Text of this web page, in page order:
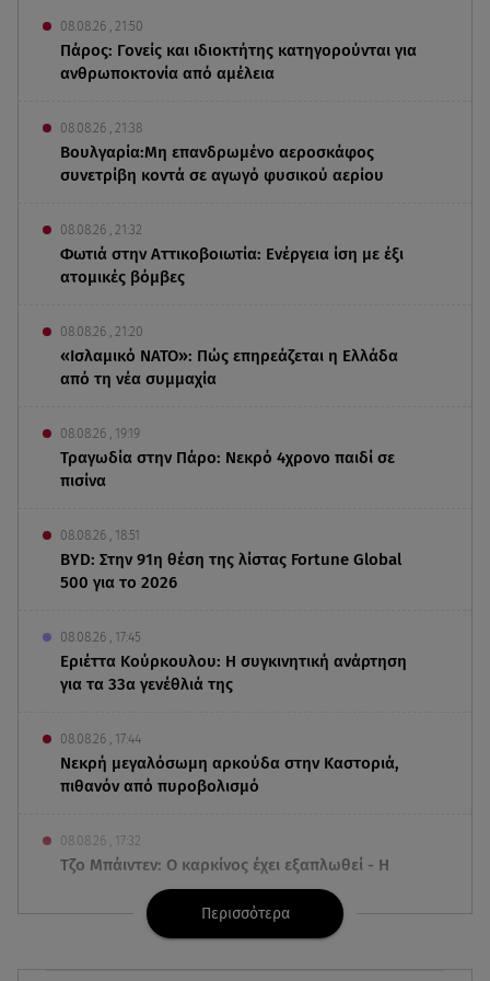
08.08.26 , 21:50
Πάρος: Γονείς και ιδιοκτήτης κατηγορούνται για
ανθρωποκτονία από αμέλεια
08.08.26 , 21:38
Βουλγαρία:Μη επανδρωμένο αεροσκάφος
συνετρίβη κοντά σε αγωγό φυσικού αερίου
08.08.26 , 21:32
Φωτιά στην Αττικοβοιωτία: Ενέργεια ίση με έξι
ατομικές βόμβες
08.08.26 , 21:20
«Ισλαμικό ΝΑΤΟ»: Πώς επηρεάζεται η Ελλάδα
από τη νέα συμμαχία
08.08.26 , 19:19
Τραγωδία στην Πάρο: Νεκρό 4χρονο παιδί σε
πισίνα
08.08.26 , 18:51
BYD: Στην 91η θέση της λίστας Fortune Global
500 για το 2026
08.08.26 , 17:45
Εριέττα Κούρκουλου: Η συγκινητική ανάρτηση
για τα 33α γενέθλιά της
08.08.26 , 17:44
Νεκρή μεγαλόσωμη αρκούδα στην Καστοριά,
πιθανόν από πυροβολισμό
08.08.26 , 17:32
Τζο Μπάιντεν: Ο καρκίνος έχει εξαπλωθεί - Η
ανακοίνωση του γιου του
Ανδρομάχη: «Είσαι το φως στη ζωή μου» – Η νέα
Περισσότερα